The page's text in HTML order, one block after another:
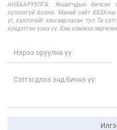
АНХААРУУЛГА: Уншигчдын бичсэн
хүлээхгүй болно. Манай сайт ХХЗХ-
үг, хэллэгийг хязгаарласан тул Та
хүндэтгэн үзнэ үү. Хэм хэмжээ